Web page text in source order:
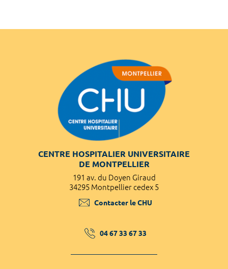
CENTRE HOSPITALIER UNIVERSITAIRE
DE MONTPELLIER
191 av. du Doyen Giraud
34295 Montpellier cedex 5
Contacter le CHU
04 67 33 67 33